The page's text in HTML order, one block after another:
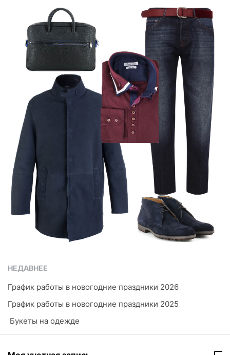
НЕДАВНЕЕ
График работы в новогодние праздники 2026
График работы в новогодние праздники 2025
​ Букеты на одежде